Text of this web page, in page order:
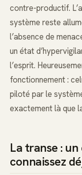
contre-productif.
système reste
l’absence de
un état
l’esprit.
fonctionnement :
piloté par le
exactement là que
La transe :
connaissez